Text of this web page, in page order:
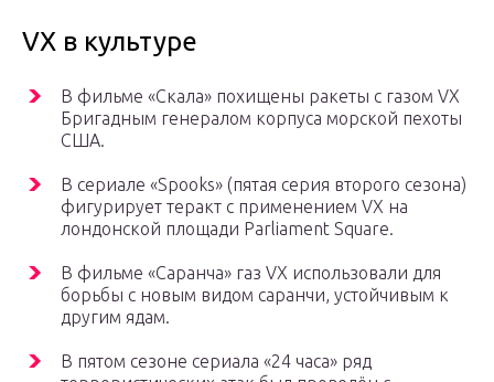
VX в культуре
В фильме «Скала» похищены ракеты с газом VX
Бригадным генералом корпуса морской пехоты
США.
В сериале «Spooks» (пятая серия второго сезона)
фигурирует теракт с применением VX на
лондонской площади Parliament Square.
В фильме «Саранча» газ VX использовали для
борьбы с новым видом саранчи, устойчивым к
другим ядам.
В пятом сезоне сериала «24 часа» ряд